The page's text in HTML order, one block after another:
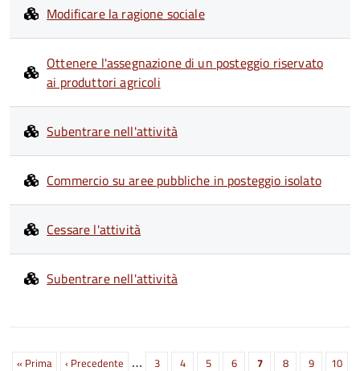
Modificare la ragione sociale
Ottenere l'assegnazione di un posteggio riservato
ai produttori agricoli
Subentrare nell'attività
Commercio su aree pubbliche in posteggio isolato
Cessare l'attività
Subentrare nell'attività
Paginazione
Prima
« Prima Pagina
‹ Precedente … Page
3 Page
4 Page
5 Page
6 Pagina
7 Page
8 Page
9 Page
10